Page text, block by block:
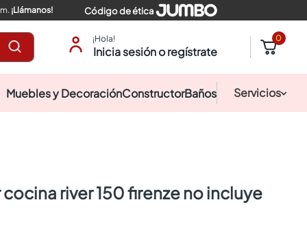
¡Llámanos! Código de ética
¡Hola!
Inicia sesión o regístrate
0
Muebles y DecoraciónConstructorBaños Servicios